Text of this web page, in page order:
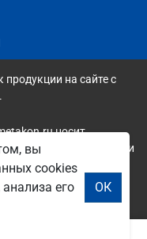
продукции на сайте с
носит
характер и ни
офертой. Всю
по телефонам
вы
cookies
его
ОК